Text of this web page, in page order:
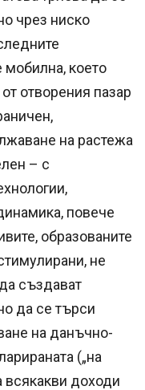
чрез ниско
мобилна, което
отворения пазар
на растежа
– с
повече
образованите
не
създават
да се търси
на данъчно-
(„на
всякакви доходи